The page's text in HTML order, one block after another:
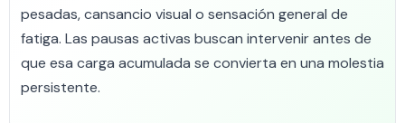
pesadas, cansancio visual o sensación general de
fatiga. Las pausas activas buscan intervenir antes de
que esa carga acumulada se convierta en una molestia
persistente.